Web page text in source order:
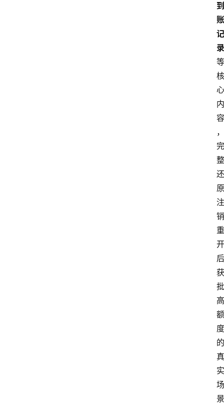
到
账
记
录
等
核
心
内
容
，
完
整
还
原
注
销
重
开
后
获
批
高
额
度
的
真
实
场
景